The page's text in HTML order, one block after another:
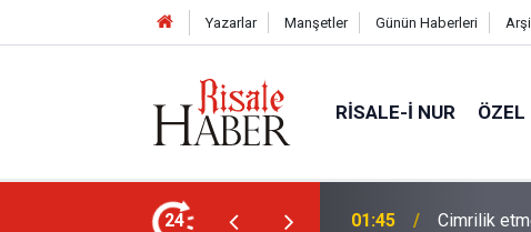
Yazarlar Manşetler Günün Haberleri
RISALE-I NUR ÖZEL
24
bu kelime ile saadet-i ebediye müjdesine
01:45 Cimrilik